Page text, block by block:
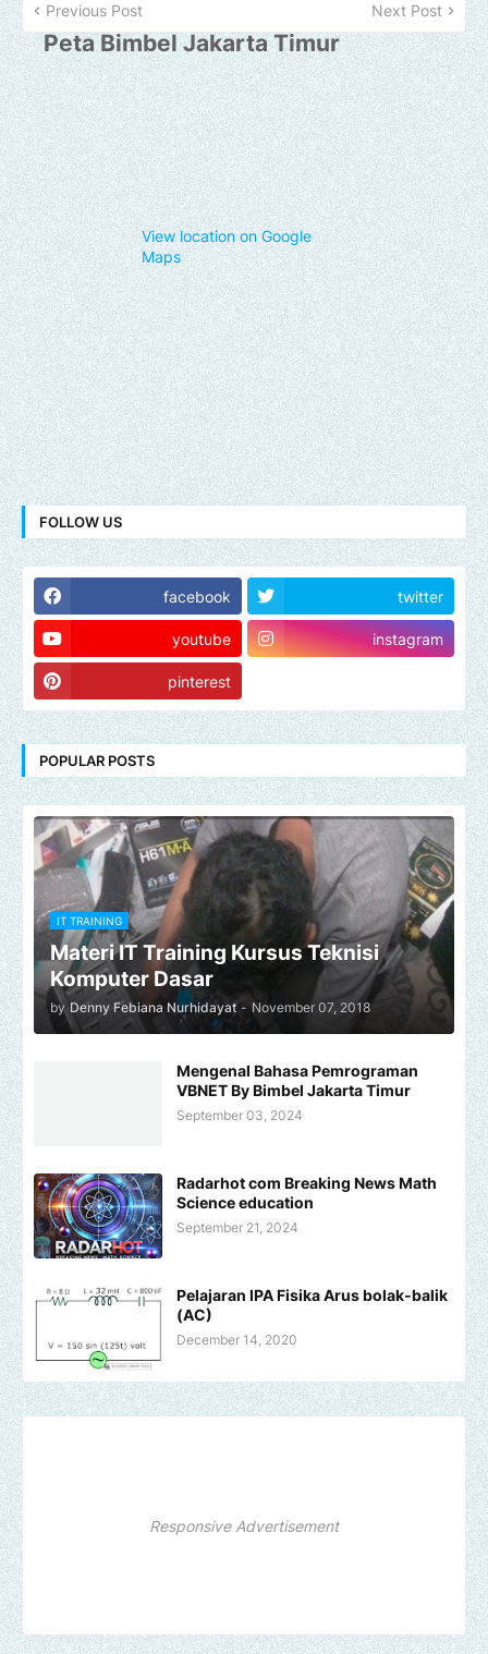
Previous Post Next Post
Peta Bimbel Jakarta Timur
View location on Google
Maps
FOLLOW US
facebook twitter
youtube instagram
pinterest
POPULAR POSTS
IT TRAINING
Materi IT Training Kursus Teknisi
Komputer Dasar
by Denny Febiana Nurhidayat - November 07, 2018
Mengenal Bahasa Pemrograman
VBNET By Bimbel Jakarta Timur
September 03, 2024
Radarhot com Breaking News Math
Science education
September 21, 2024
Pelajaran IPA Fisika Arus bolak-balik
(AC)
December 14, 2020
Responsive Advertisement